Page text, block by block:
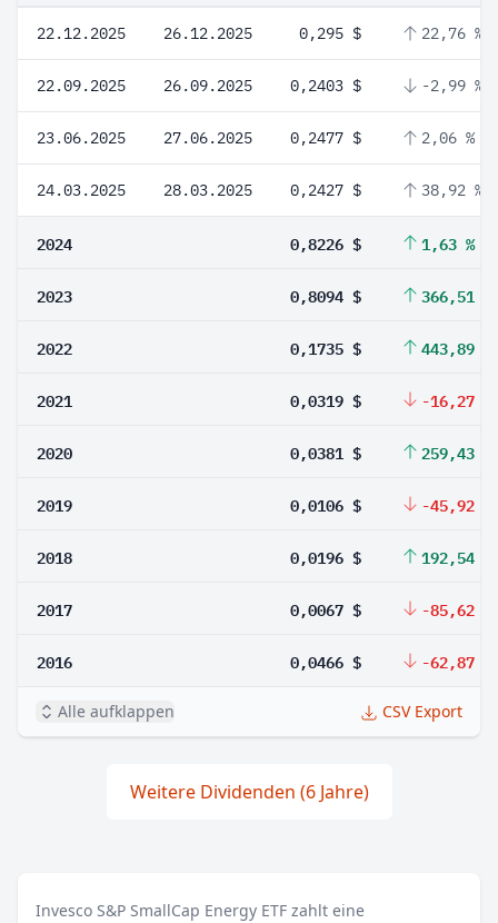
22.12.2025 26.12.2025 0,295 $ 22,76 %
22.09.2025 26.09.2025 0,2403 $ -2,99 %
23.06.2025 27.06.2025 0,2477 $ 2,06 %
24.03.2025 28.03.2025 0,2427 $ 38,92 %
2024 0,8226 $ 1,63 %
2023 0,8094 $ 366,51 %
2022 0,1735 $ 443,89 %
2021 0,0319 $ -16,27 %
2020 0,0381 $ 259,43 %
2019 0,0106 $ -45,92 %
2018 0,0196 $ 192,54 %
2017 0,0067 $ -85,62 %
2016 0,0466 $ -62,87 %
Alle aufklappen CSV Export
Weitere Dividenden (6 Jahre)
Invesco S&P SmallCap Energy ETF zahlt eine